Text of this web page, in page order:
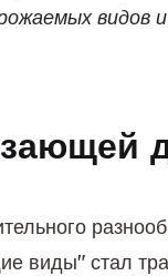
видов
виды" стал